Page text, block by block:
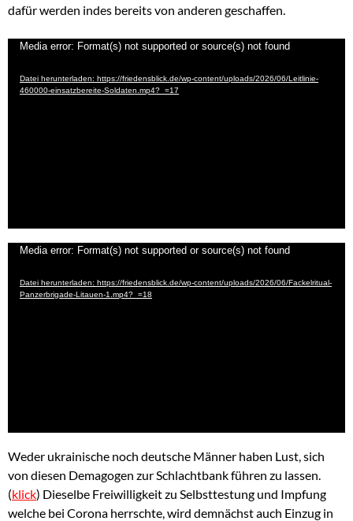
dafür werden indes bereits von anderen geschaffen.
Video-
Media error: Format(s) not supported or source(s) not found
Datei herunterladen: https://friedensblick.de/wp-content/uploads/2026/06/Leitlinie-
460000-einsatzbereite-Soldaten.mp4?_=17
Video-
Media error: Format(s) not supported or source(s) not found
Datei herunterladen: https://friedensblick.de/wp-content/uploads/2026/06/Fackelritual-
Panzerbrigade-Litauen-1.mp4?_=18
Weder ukrainische noch deutsche Männer haben Lust, sich
von diesen Demagogen zur Schlachtbank führen zu lassen.
(klick) Dieselbe Freiwilligkeit zu Selbsttestung und Impfung
welche bei Corona herrschte, wird demnächst auch Einzug in